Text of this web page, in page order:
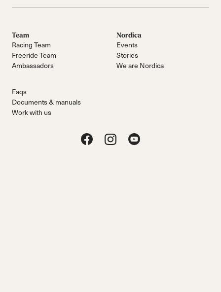
Team
Racing Team
Freeride Team
Ambassadors
Nordica
Events
Stories
We are Nordica
Faqs
Documents & manuals
Work with us